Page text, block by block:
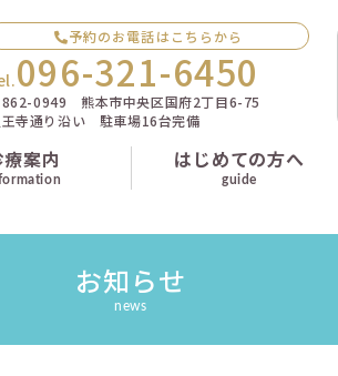
予約のお電話はこちらから
096-321-6450
862-0949 熊本市中央区国府2丁目6-75
王寺通り沿い 駐車場16台完備
案内 はじめての方へ
guide
お知らせ
news